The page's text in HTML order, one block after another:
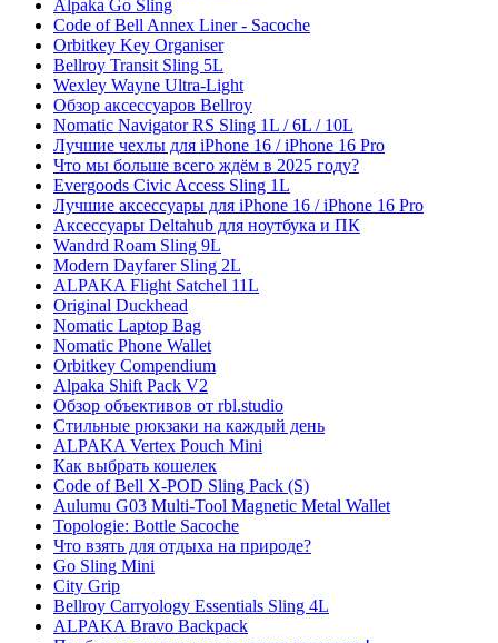
Alpaka Go Sling
Code of Bell Annex Liner - Sacoche
Orbitkey Key Organiser
Bellroy Transit Sling 5L
Wexley Wayne Ultra-Light
Обзор аксессуаров Bellroy
Nomatic Navigator RS Sling 1L / 6L / 10L
Лучшие чехлы для iPhone 16 / iPhone 16 Pro
Что мы больше всего ждём в 2025 году?
Evergoods Civic Access Sling 1L
Лучшие аксессуары для iPhone 16 / iPhone 16 Pro
Аксессуары Deltahub для ноутбука и ПК
Wandrd Roam Sling 9L
Modern Dayfarer Sling 2L
ALPAKA Flight Satchel 11L
Original Duckhead
Nomatic Laptop Bag
Nomatic Phone Wallet
Orbitkey Compendium
Alpaka Shift Pack V2
Обзор объективов от rbl.studio
Стильные рюкзаки на каждый день
ALPAKA Vertex Pouch Mini
Как выбрать кошелек
Code of Bell X-POD Sling Pack (S)
Aulumu G03 Multi-Tool Magnetic Metal Wallet
Topologie: Bottle Sacoche
Что взять для отдыха на природе?
Go Sling Mini
City Grip
Bellroy Carryology Essentials Sling 4L
ALPAKA Bravo Backpack